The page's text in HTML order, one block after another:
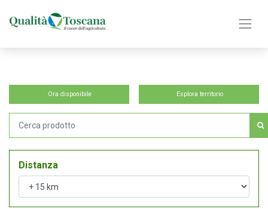
Ora disponibile Esplora territorio
Distanza